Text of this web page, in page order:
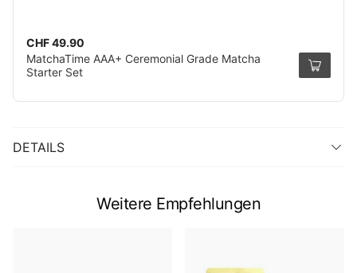
CHF 49.90
MatchaTime AAA+ Ceremonial Grade Matcha
Starter Set
DETAILS
Weitere Empfehlungen